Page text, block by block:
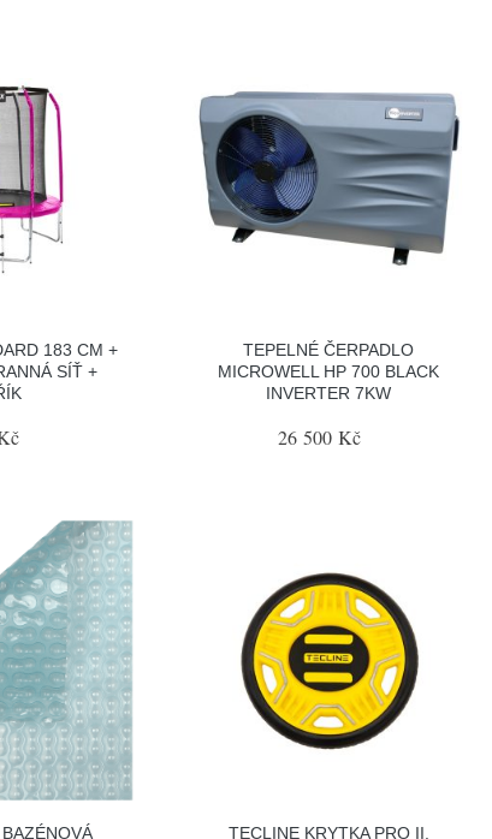
183 CM +
SÍŤ +
TEPELNÉ ČERPADLO
MICROWELL HP 700 BLACK
INVERTER 7KW
26 500 Kč
TECLINE KRYTKA PRO II.